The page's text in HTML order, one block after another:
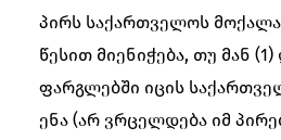
პირს საქართველოს
წესით მიენიჭება, თუ მან
ფარგლებში იცის
ენა (არ ვრცელდება იმ